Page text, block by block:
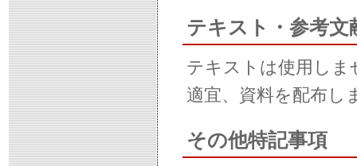
テキスト・参考文
テキストは使用しま
適宜、資料を配布し
その他特記事項